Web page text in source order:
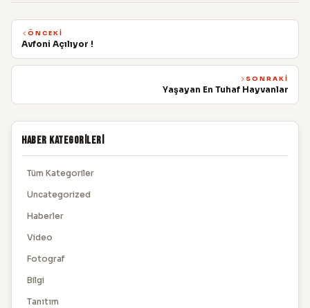
ÖNCEKI
Avfoni Açılıyor !
SONRAKI
Yaşayan En Tuhaf Hayvanlar
Haber Kategorileri
Tüm Kategoriler
Uncategorized
Haberler
Video
Fotograf
Bilgi
Tanıtım